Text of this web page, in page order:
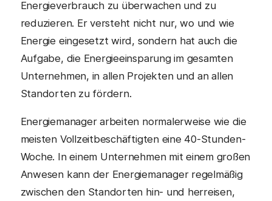
Energieverbrauch zu überwachen und zu
reduzieren. Er versteht nicht nur, wo und wie
Energie eingesetzt wird, sondern hat auch die
Aufgabe, die Energieeinsparung im gesamten
Unternehmen, in allen Projekten und an allen
Standorten zu fördern.
Energiemanager arbeiten normalerweise wie die
meisten Vollzeitbeschäftigten eine 40-Stunden-
Woche. In einem Unternehmen mit einem großen
Anwesen kann der Energiemanager regelmäßig
zwischen den Standorten hin- und herreisen,